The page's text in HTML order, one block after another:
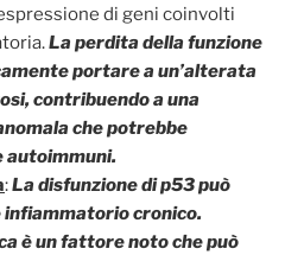
di geni coinvolti
La perdita della funzione
portare a un’alterata
contribuendo a una
che potrebbe
autoimmuni.
:La disfunzione di p53 può
cronico.
è un fattore noto che può